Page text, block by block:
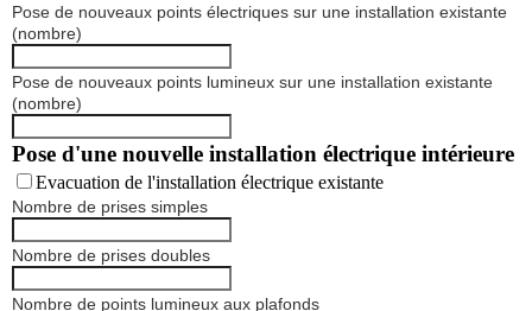
Pose de nouveaux points électriques sur une installation existante
(nombre)
Pose de nouveaux points lumineux sur une installation existante
(nombre)
Pose d'une nouvelle installation électrique intérieure
Evacuation de l'installation électrique existante
Nombre de prises simples
Nombre de prises doubles
Nombre de points lumineux aux plafonds